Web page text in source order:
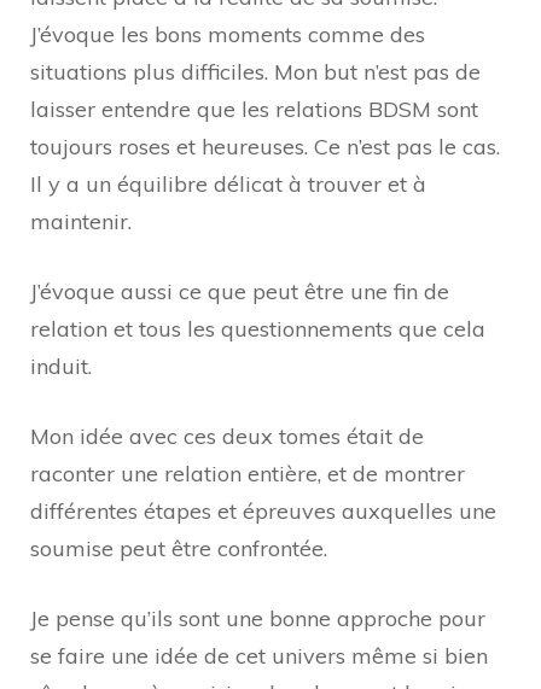
J’évoque les bons moments comme des
situations plus difficiles. Mon but n’est pas de
laisser entendre que les relations BDSM sont
toujours roses et heureuses. Ce n’est pas le cas.
Il y a un équilibre délicat à trouver et à
maintenir.
J’évoque aussi ce que peut être une fin de
relation et tous les questionnements que cela
induit.
Mon idée avec ces deux tomes était de
raconter une relation entière, et de montrer
différentes étapes et épreuves auxquelles une
soumise peut être confrontée.
Je pense qu’ils sont une bonne approche pour
se faire une idée de cet univers même si bien